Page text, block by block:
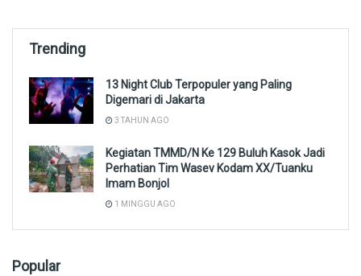
Trending
13 Night Club Terpopuler yang Paling
Digemari di Jakarta
3 TAHUN AGO
Kegiatan TMMD/N Ke 129 Buluh Kasok Jadi
Perhatian Tim Wasev Kodam XX/Tuanku
Imam Bonjol
1 MINGGU AGO
Popular